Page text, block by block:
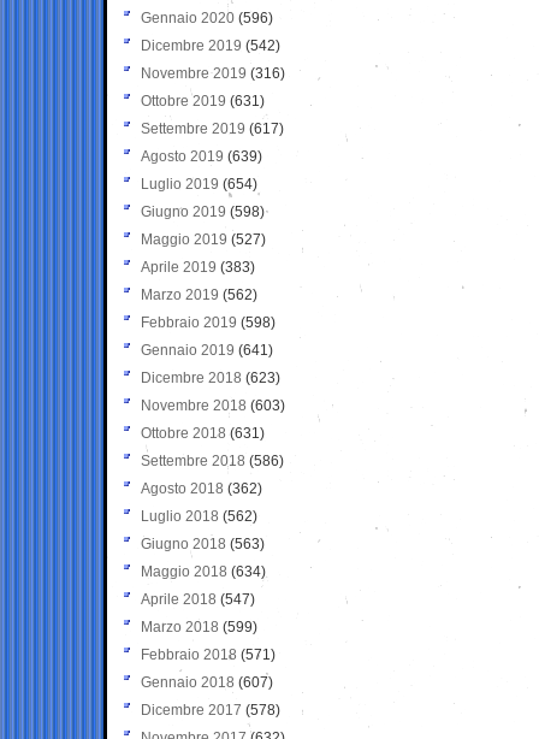
Gennaio 2020 (596)
Dicembre 2019 (542)
Novembre 2019 (316)
Ottobre 2019 (631)
Settembre 2019 (617)
Agosto 2019 (639)
Luglio 2019 (654)
Giugno 2019 (598)
Maggio 2019 (527)
Aprile 2019 (383)
Marzo 2019 (562)
Febbraio 2019 (598)
Gennaio 2019 (641)
Dicembre 2018 (623)
Novembre 2018 (603)
Ottobre 2018 (631)
Settembre 2018 (586)
Agosto 2018 (362)
Luglio 2018 (562)
Giugno 2018 (563)
Maggio 2018 (634)
Aprile 2018 (547)
Marzo 2018 (599)
Febbraio 2018 (571)
Gennaio 2018 (607)
Dicembre 2017 (578)